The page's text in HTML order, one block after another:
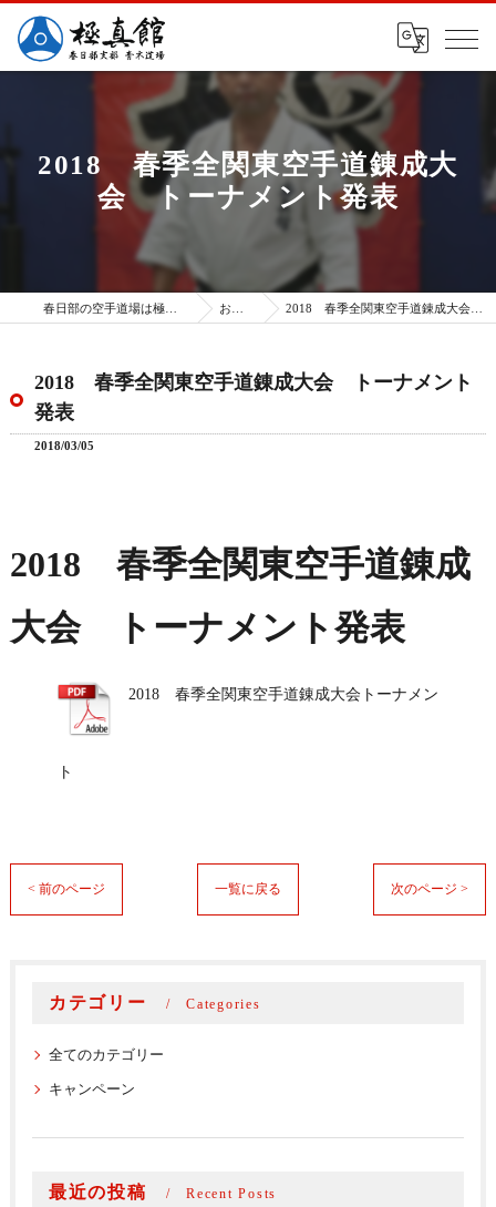
2018 春季全関東空手道錬成大
会 トーナメント発表
春日部の空手道場は極真館 春日部支部 お知らせ 2018 春季全関東空手道錬成大会 トーナメント発表
2018 春季全関東空手道錬成大会 トーナメント
発表
2018/03/05
2018 春季全関東空手道錬成
大会 トーナメント発表
2018 春季全関東空手道錬成大会トーナメン
ト
< 前のページ 一覧に戻る 次のページ >
カテゴリー Categories
全てのカテゴリー
キャンペーン
最近の投稿 Recent Posts